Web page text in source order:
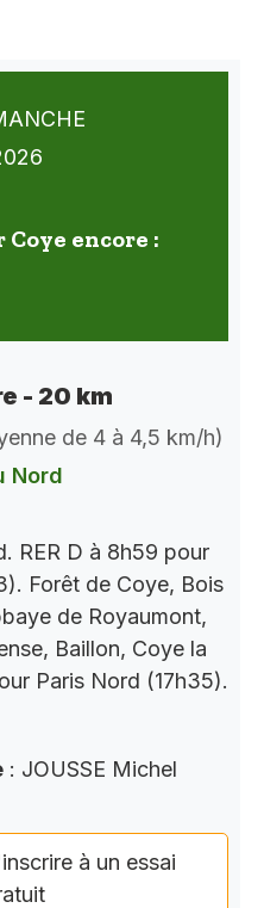
Coye encore :
- 20 km
de 4 à 4,5 km/h)
Nord
RER D à 8h59 pour
Forêt de Coye, Bois
de Royaumont,
Baillon, Coye la
Paris Nord (17h35).
: JOUSSE Michel
à un essai